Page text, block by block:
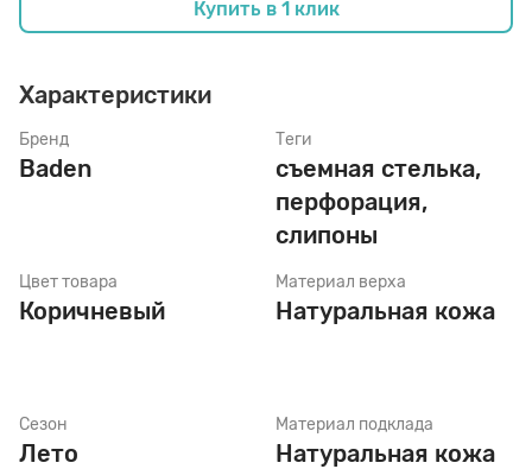
Купить в 1 клик
Характеристики
Бренд
Baden
Цвет товара
Коричневый
Сезон
Лето
Теги
съемная стелька,
перфорация,
слипоны
Материал верха
Натуральная кожа
Материал подклада
Натуральная кожа
Салфетки
Стельки